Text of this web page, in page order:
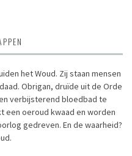
het Woud. Zij staan mensen
Obrigan, druïde uit de Orde
verbijsterend bloedbad te
een oeroud kwaad en worden
gedreven. En de waarheid?